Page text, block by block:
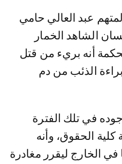
عبد العالي حامي
الشاهد الخمار
أنه بريء من قتل
الذئب من دم
في تلك الفترة
كلية الحقوق، وأنه
الخارج ليقرر مغادرة